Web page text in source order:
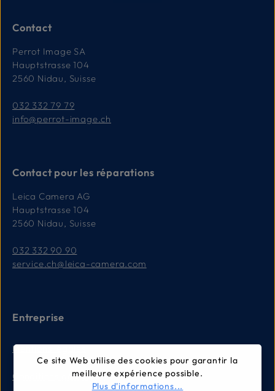
Contact
Perrot Image SA
Hauptstrasse 104
2560 Nidau, Suisse
032 332 79 79
info@perrot-image.ch
Contact pour les réparations
Leica Camera AG
Hauptstrasse 104
2560 Nidau, Suisse
032 332 90 90
service.ch@leica-camera.com
Entreprise
Mentions légales
Conditions générales
Ce site Web utilise des cookies pour garantir la
meilleure expérience possible.
Plus d'informations...